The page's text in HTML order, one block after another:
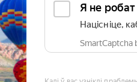
Я не робат
Націсніце,
SmartCaptcha